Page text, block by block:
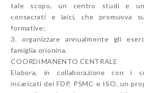
tale scopo, un centro studi e
consacrati e laici, che promuova
formative;
3. organizzare annualmente gli
famiglia orionina.
COORDIMANENTO CENTRALE
Elabora, in collaborazione con i
incaricati dei FDP, PSMC e ISO, un